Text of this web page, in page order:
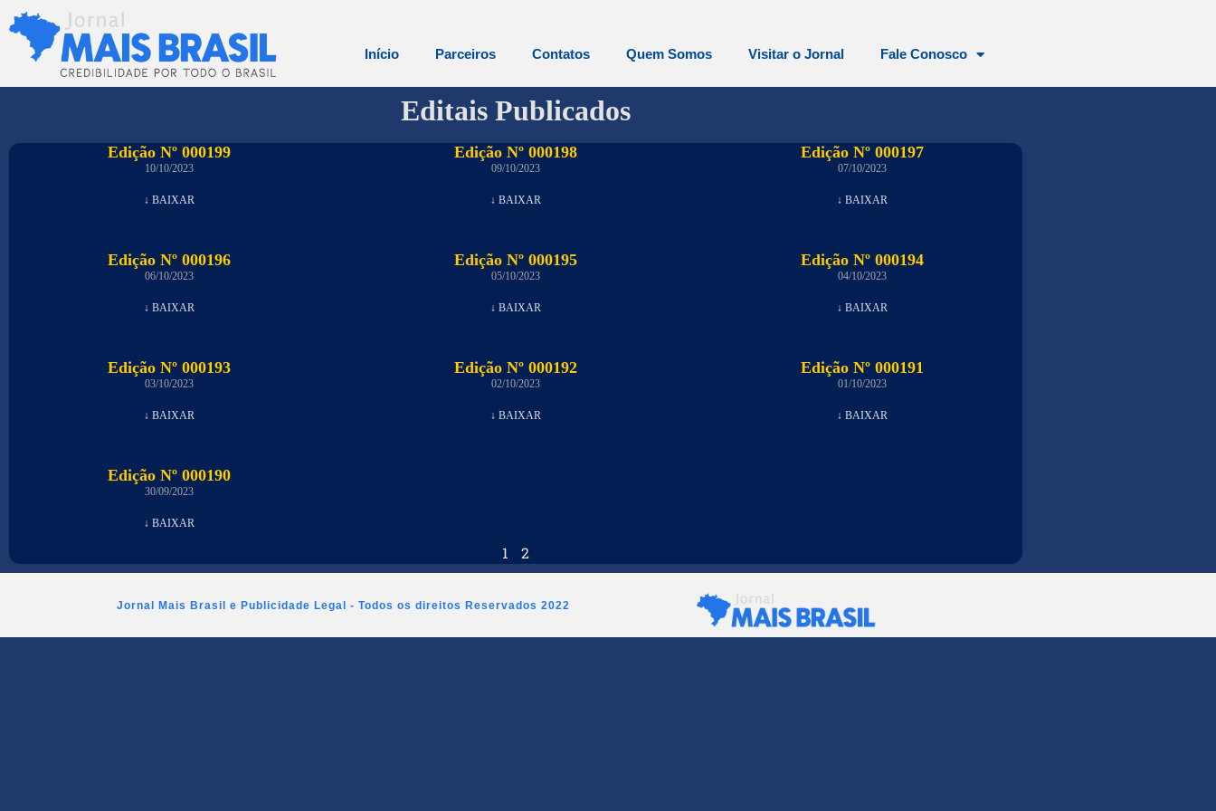
Início Parceiros Contatos Quem Somos Visitar o Jornal Fale Conosco
Editais Publicados
Edição Nº 000199
10/10/2023
↓ BAIXAR
Edição Nº 000198
09/10/2023
↓ BAIXAR
Edição Nº 000197
07/10/2023
↓ BAIXAR
Edição Nº 000196
06/10/2023
↓ BAIXAR
Edição Nº 000195
05/10/2023
↓ BAIXAR
Edição Nº 000194
04/10/2023
↓ BAIXAR
Edição Nº 000193
03/10/2023
↓ BAIXAR
Edição Nº 000192
02/10/2023
↓ BAIXAR
Edição Nº 000191
01/10/2023
↓ BAIXAR
Edição Nº 000190
30/09/2023
↓ BAIXAR
1 2
Jornal Mais Brasil e Publicidade Legal - Todos os direitos Reservados 2022